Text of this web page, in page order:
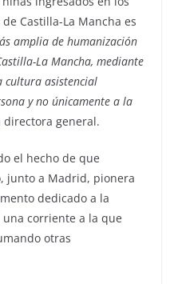
Castilla-La Mancha es
amplia de humanización
La Mancha, mediante
cultura asistencial
y no únicamente a la
directora general.
el hecho de que
junto a Madrid, pionera
dedicado a la
corriente a la que
otras